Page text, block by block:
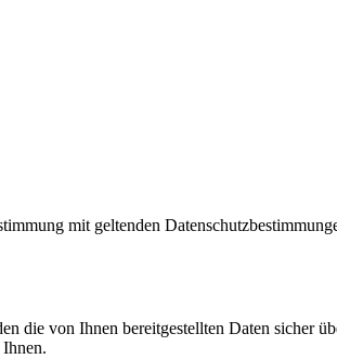
mit geltenden
die von Ihnen bereitgestellten Daten sicher